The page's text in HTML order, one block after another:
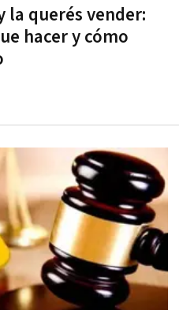
la querés vender:
hacer y cómo